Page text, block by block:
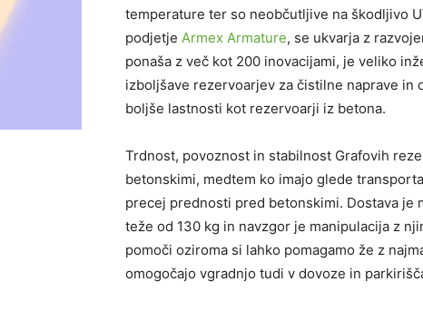
temperature ter so neobčutljive na škodljivo
podjetje Armex Armature, se ukvarja z
ponaša z več kot 200 inovacijami, je veliko
izboljšave rezervoarjev za čistilne naprave in
boljše lastnosti kot rezervoarji iz betona.
Trdnost, povoznost in stabilnost Grafovih
betonskimi, medtem ko imajo glede
precej prednosti pred betonskimi. Dostava je
teže od 130 kg in navzgor je manipulacija z
pomoči oziroma si lahko pomagamo že z
omogočajo vgradnjo tudi v dovoze in